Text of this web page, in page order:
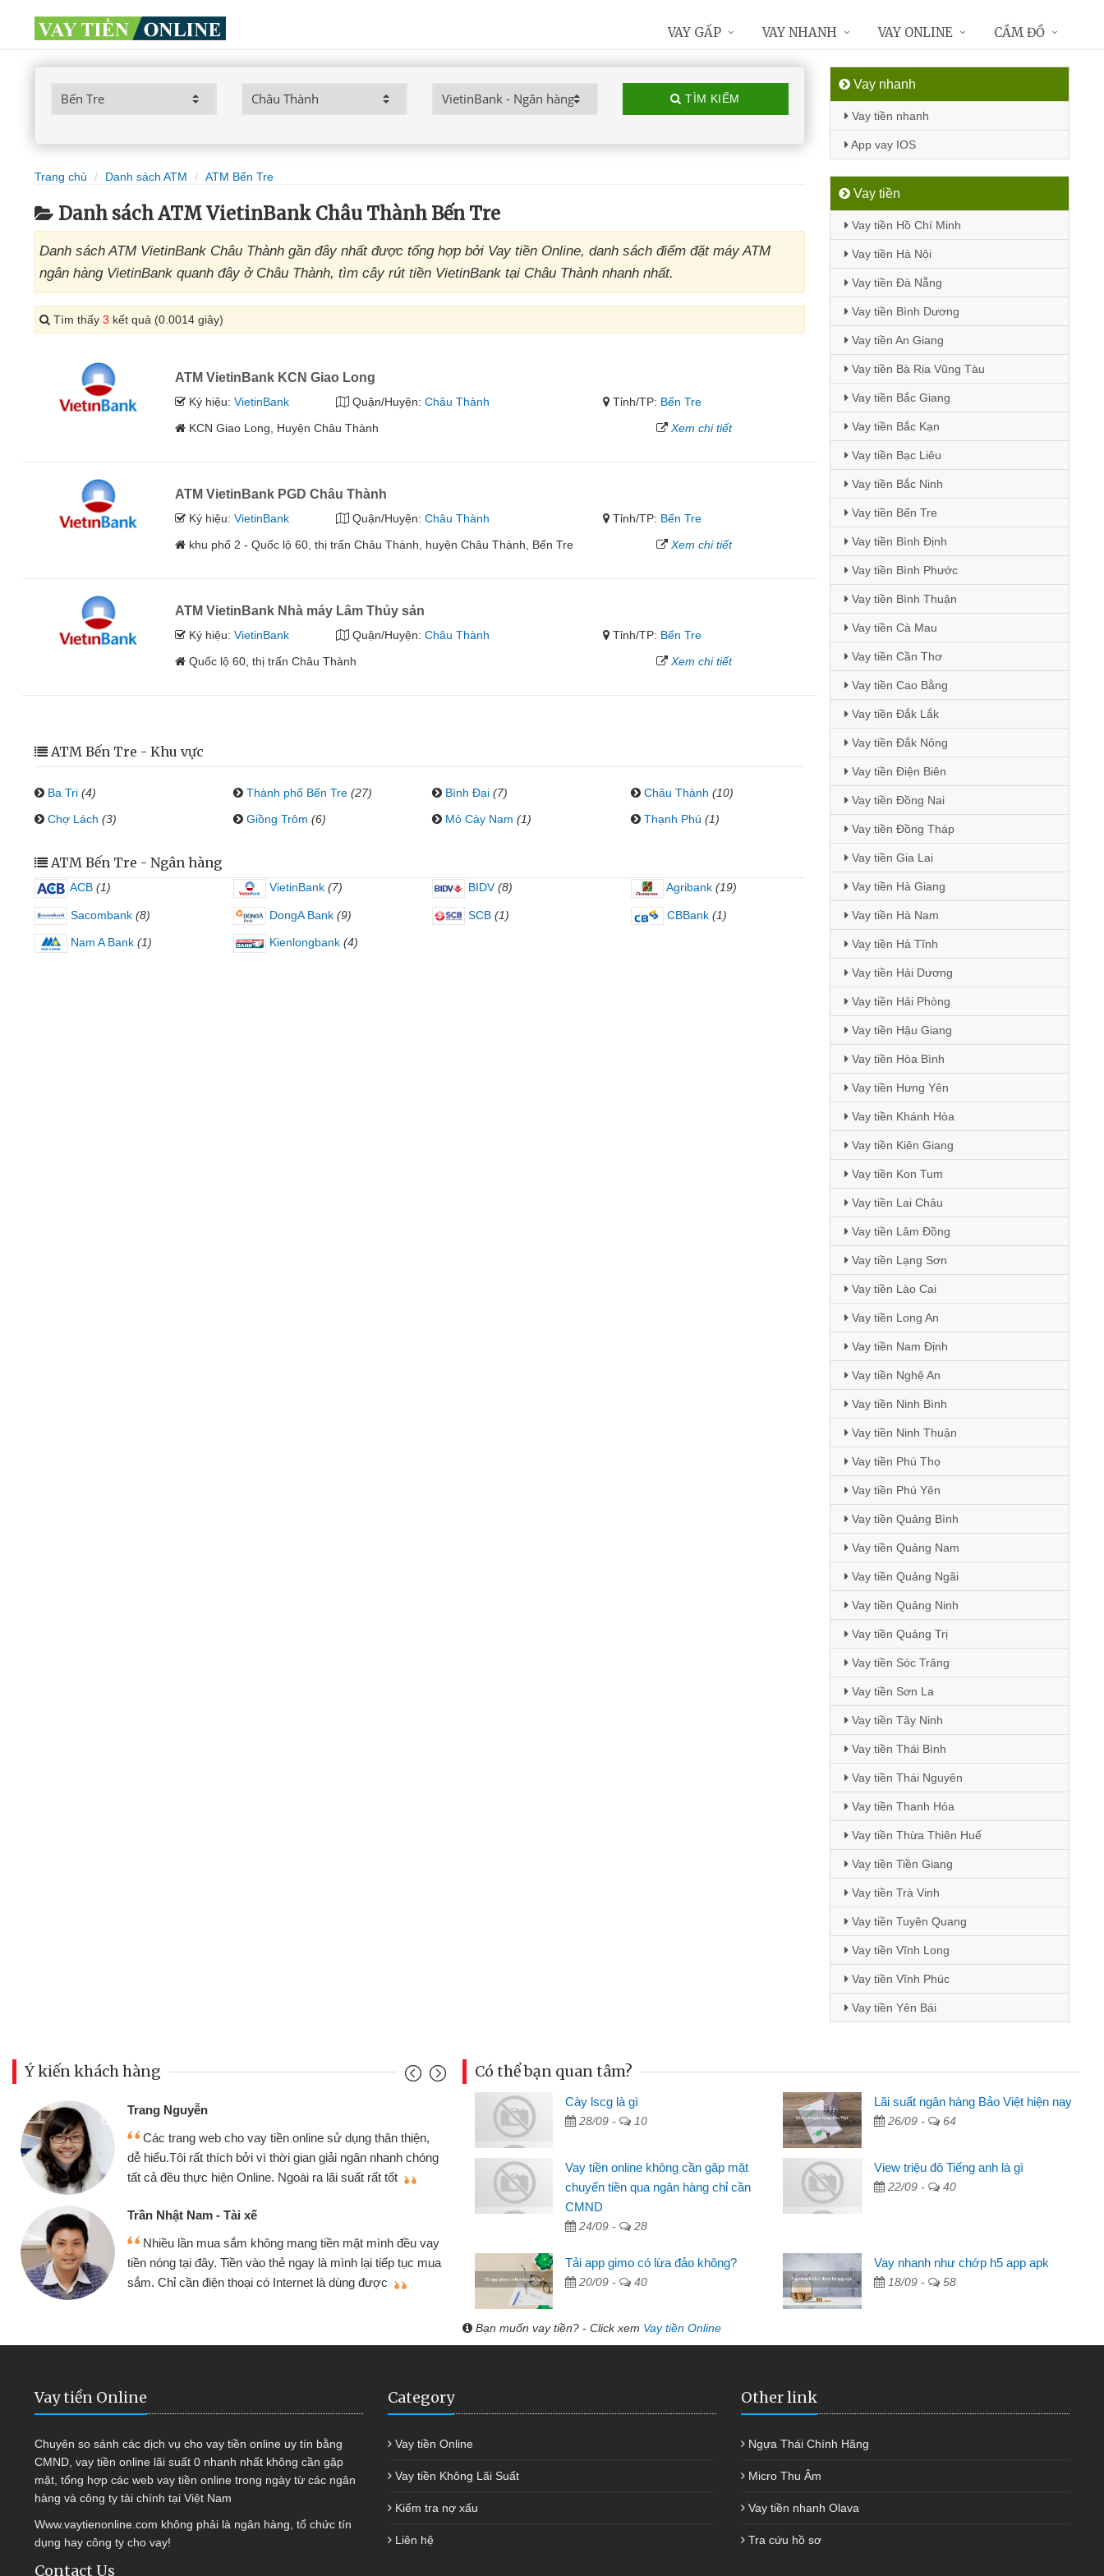
TÌM KIẾM
Trang chủ Danh sách ATM ATM Bến Tre
Danh sách ATM VietinBank Châu Thành Bến Tre
Danh sách ATM VietinBank Châu Thành gần đây nhất được tổng hợp bởi Vay tiền Online, danh sách điểm đặt máy ATM
ngân hàng VietinBank quanh đây ở Châu Thành, tìm cây rút tiền VietinBank tại Châu Thành nhanh nhất.
Tìm thấy 3 kết quả (0.0014 giây)
ATM VietinBank KCN Giao Long
Ký hiệu:VietinBank Quận/Huyện: Châu Thành Tỉnh/TP: Bến Tre
KCN Giao Long, Huyện Châu Thành
Xem chi tiết
ATM VietinBank PGD Châu Thành
Ký hiệu:VietinBank Quận/Huyện: Châu Thành Tỉnh/TP: Bến Tre
khu phố 2 - Quốc lộ 60, thị trấn Châu Thành, huyện Châu Thành, Bến Tre
Xem chi tiết
ATM VietinBank Nhà máy Lâm Thủy sản
Ký hiệu:VietinBank Quận/Huyện: Châu Thành Tỉnh/TP: Bến Tre
Quốc lộ 60, thị trấn Châu Thành
Xem chi tiết
ATM Bến Tre - Khu vực
Ba Tri (4) Thành phố Bến Tre (27) Bình Đại (7) Châu Thành (10)
Chợ Lách (3) Giồng Trôm (6) Mỏ Cày Nam (1) Thạnh Phú (1)
ATM Bến Tre - Ngân hàng
ACB (1) VietinBank (7) BIDV (8) Agribank (19)
Sacombank (8) DongA Bank (9) SCB (1) CBBank (1)
Nam A Bank (1) Kienlongbank (4)
Vay nhanh
Vay tiền nhanh
App vay IOS
Vay tiền
Vay tiền Hồ Chí Minh
Vay tiền Hà Nội
Vay tiền Đà Nẵng
Vay tiền Bình Dương
Vay tiền An Giang
Vay tiền Bà Rịa Vũng Tàu
Vay tiền Bắc Giang
Vay tiền Bắc Kạn
Vay tiền Bạc Liêu
Vay tiền Bắc Ninh
Vay tiền Bến Tre
Vay tiền Bình Định
Vay tiền Bình Phước
Vay tiền Bình Thuận
Vay tiền Cà Mau
Vay tiền Cần Thơ
Vay tiền Cao Bằng
Vay tiền Đắk Lắk
Vay tiền Đắk Nông
Vay tiền Điện Biên
Vay tiền Đồng Nai
Vay tiền Đồng Tháp
Vay tiền Gia Lai
Vay tiền Hà Giang
Vay tiền Hà Nam
Vay tiền Hà Tĩnh
Vay tiền Hải Dương
Vay tiền Hải Phòng
Vay tiền Hậu Giang
Vay tiền Hòa Bình
Vay tiền Hưng Yên
Vay tiền Khánh Hòa
Vay tiền Kiên Giang
Vay tiền Kon Tum
Vay tiền Lai Châu
Vay tiền Lâm Đồng
Vay tiền Lạng Sơn
Vay tiền Lào Cai
Vay tiền Long An
Vay tiền Nam Định
Vay tiền Nghệ An
Vay tiền Ninh Bình
Vay tiền Ninh Thuận
Vay tiền Phú Thọ
Vay tiền Phú Yên
Vay tiền Quảng Bình
Vay tiền Quảng Nam
Vay tiền Quảng Ngãi
Vay tiền Quảng Ninh
Vay tiền Quảng Trị
Vay tiền Sóc Trăng
Vay tiền Sơn La
Vay tiền Tây Ninh
Vay tiền Thái Bình
Vay tiền Thái Nguyên
Vay tiền Thanh Hóa
Vay tiền Thừa Thiên Huế
Vay tiền Tiền Giang
Vay tiền Trà Vinh
Vay tiền Tuyên Quang
Vay tiền Vĩnh Long
Vay tiền Vĩnh Phúc
Vay tiền Yên Bái
VAY GẤP VAY NHANH VAY ONLINE CẦM ĐỒ
Ý kiến khách hàng
tiền online sử dụng thân thiện,
thời gian giải ngân nhanh chóng
Ngoài ra lãi suất rất tốt
mang tiền mặt mình đều vay
thẻ ngay là mình lại tiếp tục mua
có Internet là dùng được
Mình cần tiền gấp nên định cầm cố chiếc xe wave
nhưng thật may đã có gói vay tiền bằng CMND online
không cần gặp mặt nên rất tiện lợi, sẽ giới thiệu cho bạn
Tôi kinh doanh buôn bán nhỏ lẻ nhiều lúc cần vốn nhập
hàng, nhờ biết đến website qua bạn bè giới thiệu tôi đã giải
quyết được công việc của mình nhanh chóng
Mai Lan - Sinh viên
Tôi biết đến thông qua quảng cáo trên facebook. Tôi là
sinh viên nên cần đóng tiền nhà, sinh nhật bạn bè, mà đọc
thấy thủ tục nhanh gọn nên tôi quyết định vay
Lâm Minh Chánh
cần có 2 triệu để giải quyết việc riêng, trong 1-2 ngày tôi trả
được thôi. Cảm ơn đã giúp tôi kịp thời và nhanh chóng
Có thể bạn quan tâm?
Cày lscg là gì
28/09 - 10
Lãi suất ngân hàng Bảo Việt hiện nay
26/09 - 64
Vay tiền online không cần gặp mặt
chuyển tiền qua ngân hàng chỉ cần
CMND
24/09 - 28
View triệu đô Tiếng anh là gì
22/09 - 40
Tải app gimo có lừa đảo không?
20/09 - 40
Vay nhanh như chớp h5 app apk
18/09 - 58
Bạn muốn vay tiền? - Click xem Vay tiền Online
Vay tiền Online
Chuyên so sánh các dịch vụ cho vay tiền online uy tín bằng
CMND, vay tiền online lãi suất 0 nhanh nhất không cần gặp
mặt, tổng hợp các web vay tiền online trong ngày từ các ngân
hàng và công ty tài chính tại Việt Nam
Www.vaytienonline.com không phải là ngân hàng, tổ chức tín
dụng hay công ty cho vay!
Contact Us
Category
Vay tiền Online
Vay tiền Không Lãi Suất
Kiểm tra nợ xấu
Liên hệ
Other link
Ngựa Thái Chính Hãng
Micro Thu Âm
Vay tiền nhanh Olava
Tra cứu hồ sơ